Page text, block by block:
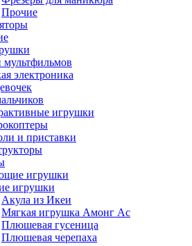
Прочие
мультфильмов
электроника
игрушки
и приставки
игрушки
игрушки
Акула из Икеи
Мягкая игрушка Амонг Ас
Плюшевая гусеница
Плюшевая черепаха